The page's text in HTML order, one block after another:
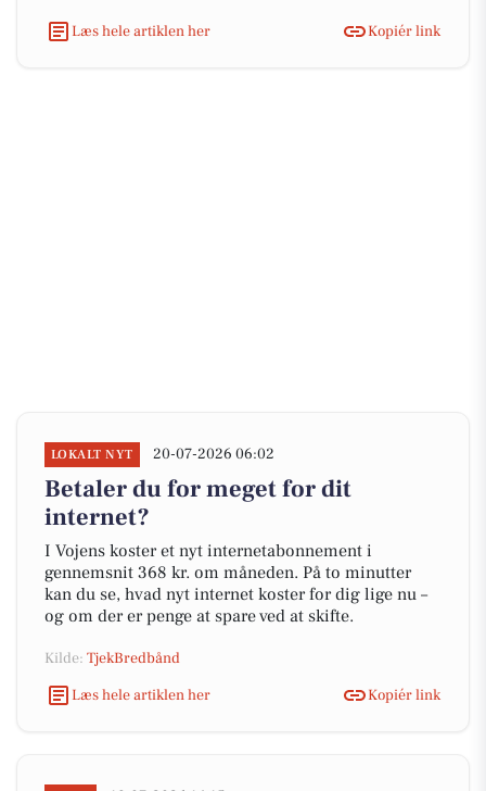
Læs hele artiklen her
Kopiér link
LOKALT NYT 20-07-2026 06:02
Betaler du for meget for dit
internet?
I Vojens koster et nyt internetabonnement i
gennemsnit 368 kr. om måneden. På to minutter
kan du se, hvad nyt internet koster for dig lige nu –
og om der er penge at spare ved at skifte.
Kilde: TjekBredbånd
Læs hele artiklen her
Kopiér link